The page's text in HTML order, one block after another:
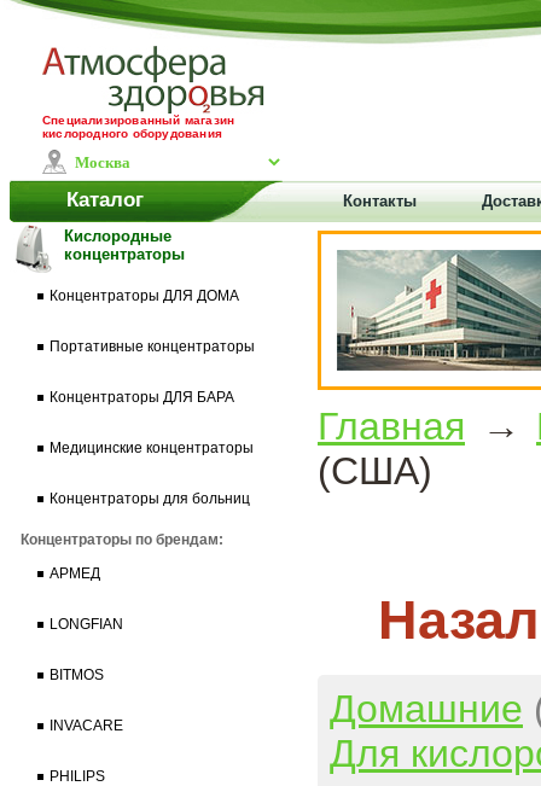
Специализированный магазин
кислородного оборудования
Каталог Контакты
Кислородные
концентраторы
Концентраторы ДЛЯ ДОМА
Портативные концентраторы
Концентраторы ДЛЯ БАРА
Медицинские концентраторы
Концентраторы для больниц
Концентраторы по брендам:
АРМЕД
LONGFIAN
BITMOS
INVACARE
PHILIPS
Главная →
(США)
Домашние
Для